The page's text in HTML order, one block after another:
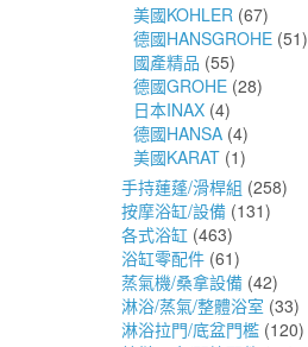
美國KOHLER (67)
德國HANSGROHE (51)
國產精品 (55)
德國GROHE (28)
日本INAX (4)
德國HANSA (4)
美國KARAT (1)
手持蓮蓬/滑桿組 (258)
按摩浴缸/設備 (131)
各式浴缸 (463)
浴缸零配件 (61)
蒸氣機/桑拿設備 (42)
淋浴/蒸氣/整體浴室 (33)
淋浴拉門/底盆門檻 (120)